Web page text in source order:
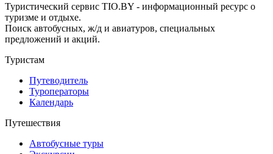
Туристический сервис TIO.BY - информационный ресурс о
туризме и отдыхе.
Поиск автобусных, ж/д и авиатуров, специальных
предложений и акций.
Туристам
Путеводитель
Туроператоры
Календарь
Путешествия
Автобусные туры